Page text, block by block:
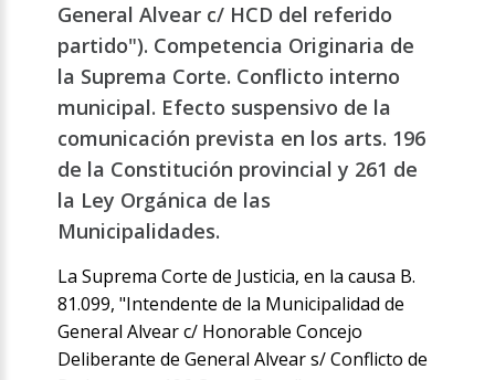
General Alvear c/ HCD del referido
partido"). Competencia Originaria de
la Suprema Corte. Conflicto interno
municipal. Efecto suspensivo de la
comunicación prevista en los arts. 196
de la Constitución provincial y 261 de
la Ley Orgánica de las
Municipalidades.
La Suprema Corte de Justicia, en la causa B.
81.099, "Intendente de la Municipalidad de
General Alvear c/ Honorable Concejo
Deliberante de General Alvear s/ Conflicto de